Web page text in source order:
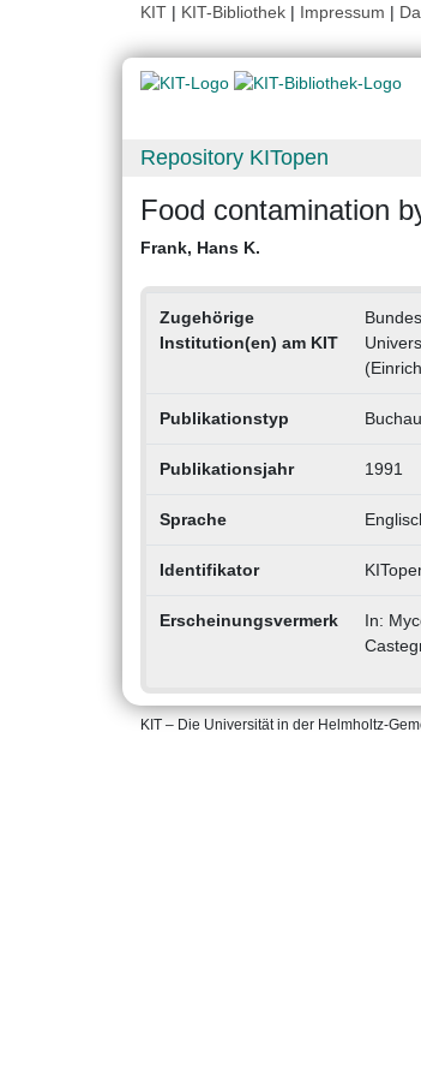
KIT | KIT-Bibliothek | Impressum |
Repository KITopen
Food contamination
Frank, Hans K.
Zugehörige
Institution(en) am KIT
Publikationstyp
Publikationsjahr 1991
Sprache
Identifikator
Erscheinungsvermerk
In:
KIT – Die Universität in der Helmholtz-